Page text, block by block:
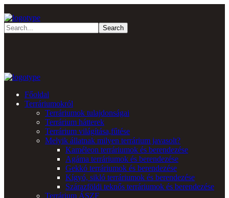
Főoldal
Terráriumokról
Terráriumok tulajdonságai
Terrárium hátterek
Terrárium világítása,fűtése
Melyik állatnak milyen terrárium javasolt?
Kaméleon terráriumok és berendezése
Agáma terráriumok és berendezése
Gekkó terráriumok és berendezése
Kígyó, sikló terráriumok és berendezése
Szárazföldi teknős terráriumok és berendezése
Terrárium ÁSZF